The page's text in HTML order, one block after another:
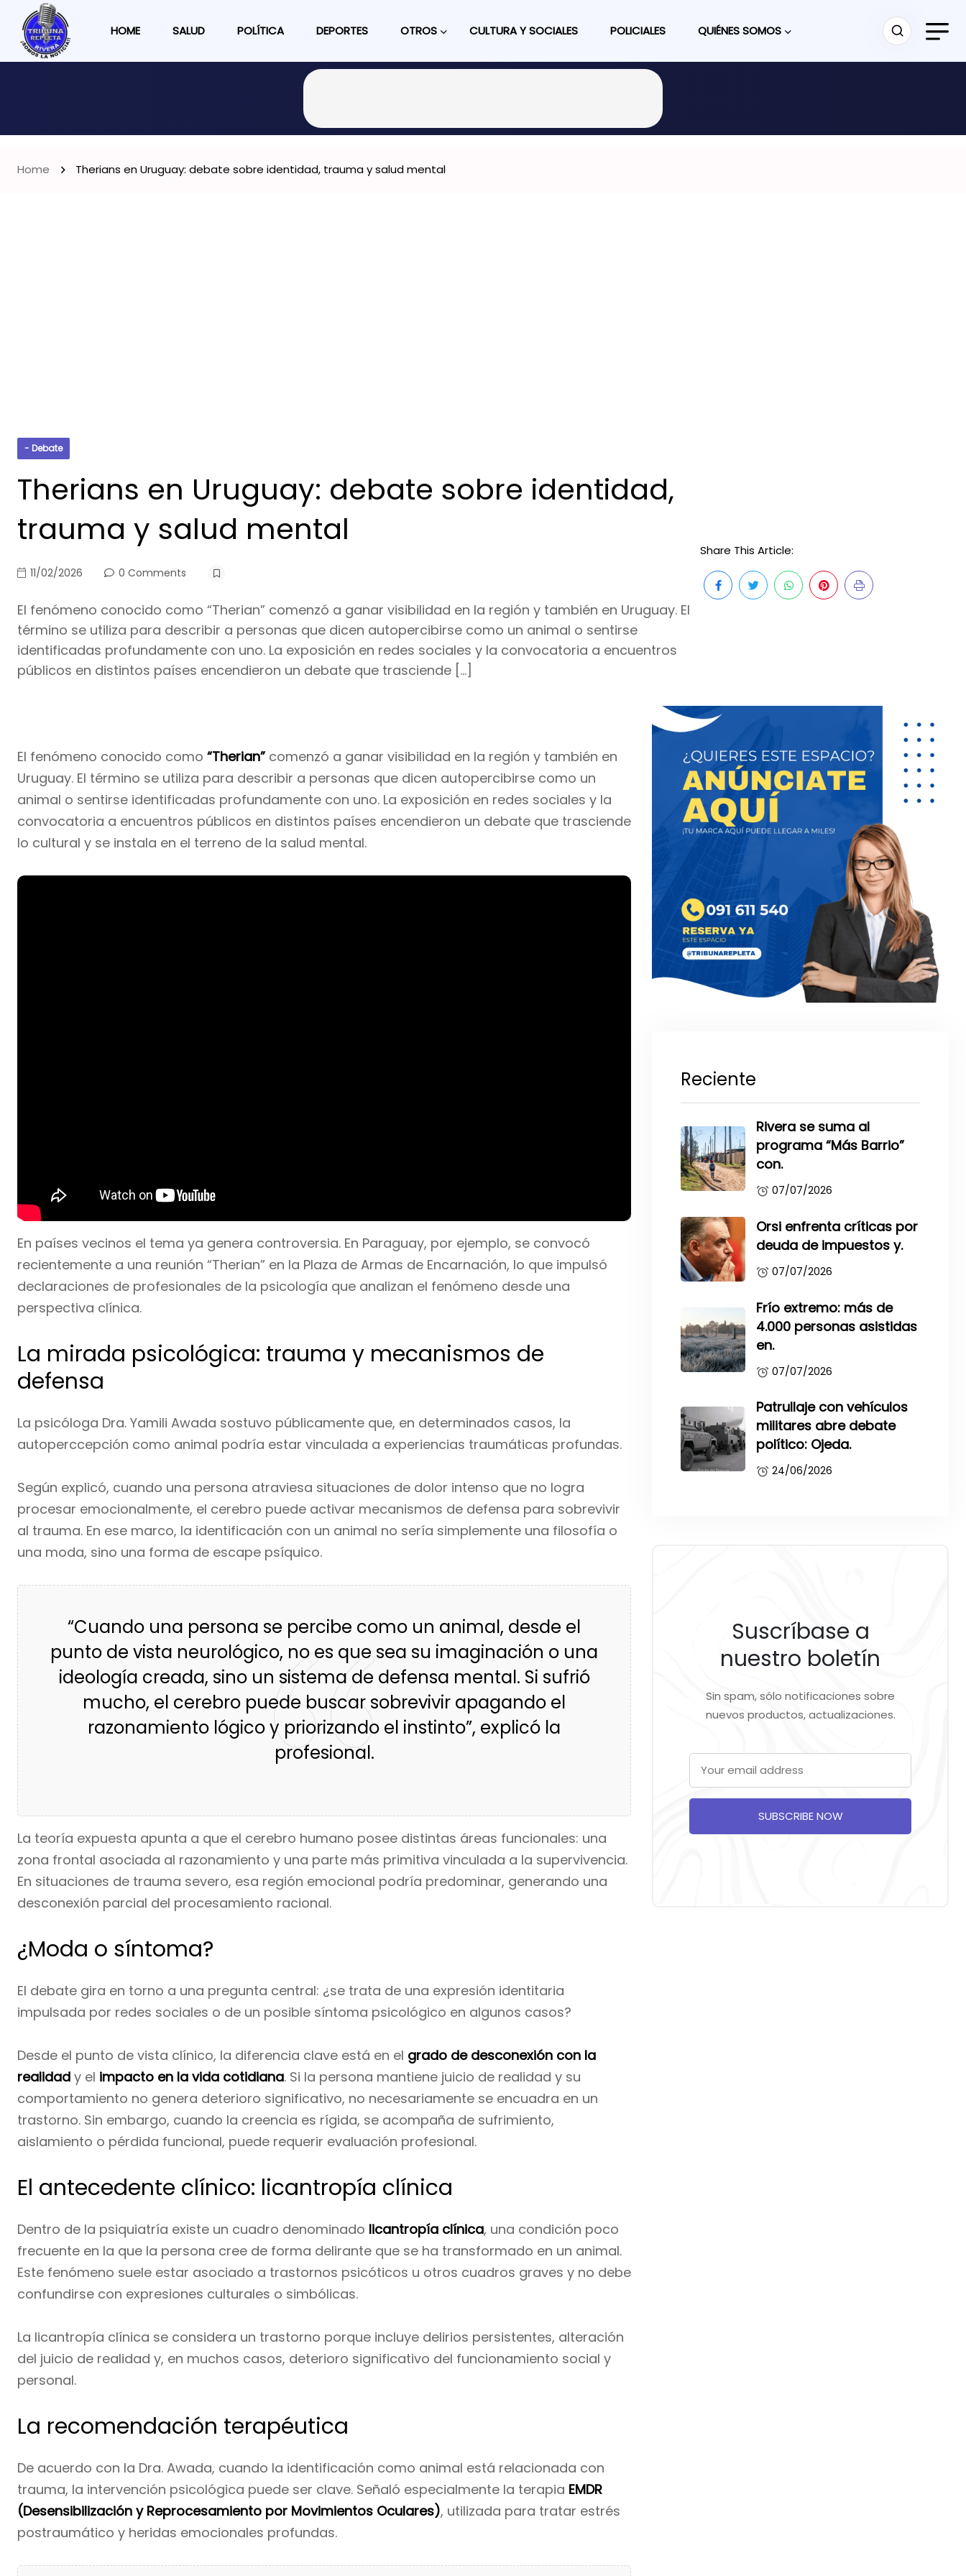
HOME SALUD POLÍTICA DEPORTES OTROS CULTURA Y SOCIALES POLICIALES QUIÉNES SOMOS
Home Therians en Uruguay: debate sobre identidad, trauma y salud mental
- Debate
Therians en Uruguay: debate sobre identidad,
trauma y salud mental
11/02/2026 0 Comments
El fenómeno conocido como “Therian” comenzó a ganar visibilidad en la región y también en Uruguay. El
término se utiliza para describir a personas que dicen autopercibirse como un animal o sentirse
identificadas profundamente con uno. La exposición en redes sociales y la convocatoria a encuentros
públicos en distintos países encendieron un debate que trasciende […]
Share This Article:
El fenómeno conocido como “Therian”comenzó a ganar visibilidad en la región y también en
Uruguay. El término se utiliza para describir a personas que dicen autopercibirse como un
animal o sentirse identificadas profundamente con uno. La exposición en redes sociales y la
convocatoria a encuentros públicos en distintos países encendieron un debate que trasciende
lo cultural y se instala en el terreno de la salud mental.
En países vecinos el tema ya genera controversia. En Paraguay, por ejemplo, se convocó
recientemente a una reunión “Therian” en la Plaza de Armas de Encarnación, lo que impulsó
declaraciones de profesionales de la psicología que analizan el fenómeno desde una
perspectiva clínica.
La mirada psicológica: trauma y mecanismos de
defensa
La psicóloga Dra. Yamili Awada sostuvo públicamente que, en determinados casos, la
autoperccepción como animal podría estar vinculada a experiencias traumáticas profundas.
Según explicó, cuando una persona atraviesa situaciones de dolor intenso que no logra
procesar emocionalmente, el cerebro puede activar mecanismos de defensa para sobrevivir
al trauma. En ese marco, la identificación con un animal no sería simplemente una filosofía o
una moda, sino una forma de escape psíquico.
“Cuando una persona se percibe como un animal, desde el
punto de vista neurológico, no es que sea su imaginación o una
ideología creada, sino un sistema de defensa mental. Si sufrió
mucho, el cerebro puede buscar sobrevivir apagando el
razonamiento lógico y priorizando el instinto”, explicó la
profesional.
La teoría expuesta apunta a que el cerebro humano posee distintas áreas funcionales: una
zona frontal asociada al razonamiento y una parte más primitiva vinculada a la supervivencia.
En situaciones de trauma severo, esa región emocional podría predominar, generando una
desconexión parcial del procesamiento racional.
¿Moda o síntoma?
El debate gira en torno a una pregunta central: ¿se trata de una expresión identitaria
impulsada por redes sociales o de un posible síntoma psicológico en algunos casos?
Desde el punto de vista clínico, la diferencia clave está en el grado de desconexión con la
realidad y el impacto en la vida cotidiana. Si la persona mantiene juicio de realidad y su
comportamiento no genera deterioro significativo, no necesariamente se encuadra en un
trastorno. Sin embargo, cuando la creencia es rígida, se acompaña de sufrimiento,
aislamiento o pérdida funcional, puede requerir evaluación profesional.
El antecedente clínico: licantropía clínica
Dentro de la psiquiatría existe un cuadro denominado licantropía clínica, una condición poco
frecuente en la que la persona cree de forma delirante que se ha transformado en un animal.
Este fenómeno suele estar asociado a trastornos psicóticos u otros cuadros graves y no debe
confundirse con expresiones culturales o simbólicas.
La licantropía clínica se considera un trastorno porque incluye delirios persistentes, alteración
del juicio de realidad y, en muchos casos, deterioro significativo del funcionamiento social y
personal.
La recomendación terapéutica
De acuerdo con la Dra. Awada, cuando la identificación como animal está relacionada con
trauma, la intervención psicológica puede ser clave. Señaló especialmente la terapia EMDR
(Desensibilización y Reprocesamiento por Movimientos Oculares), utilizada para tratar estrés
postraumático y heridas emocionales profundas.
Reciente
Rivera se suma al
programa “Más Barrio”
con.
07/07/2026
Orsi enfrenta críticas por
deuda de impuestos y.
07/07/2026
Frío extremo: más de
4.000 personas asistidas
en.
07/07/2026
Patrullaje con vehículos
militares abre debate
político: Ojeda.
24/06/2026
Suscríbase a
nuestro boletín
Sin spam, sólo notificaciones sobre
nuevos productos, actualizaciones.
SUBSCRIBE NOW